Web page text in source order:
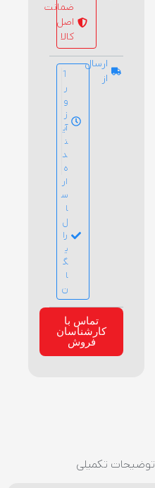
ضمانت
اصل
کالا
ارسال
از
1
ر
و
ز
آی
ن
د
ه
ار
س
ا
ل
را
ی
گ
ا
ن
تماس با
کارشناسان
فروش
توضیحات تکمیلی